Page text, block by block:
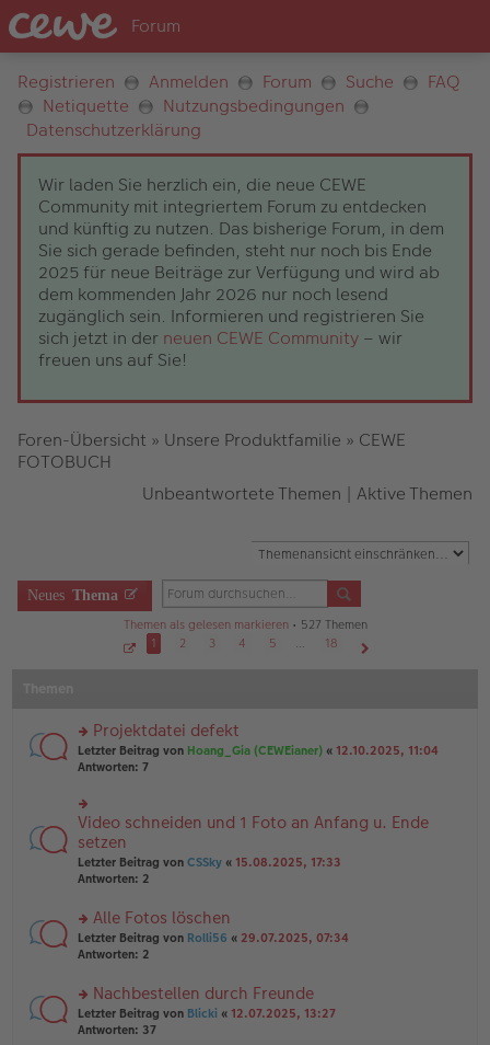
Registrieren Anmelden Forum Suche
FAQ
Netiquette
Nutzungsbedingungen
Datenschutzerklärung
Wir laden Sie herzlich ein, die neue CEWE
Community mit integriertem Forum zu entdecken
und künftig zu nutzen. Das bisherige Forum, in dem
Sie sich gerade befinden, steht nur noch bis Ende
2025 für neue Beiträge zur Verfügung und wird ab
dem kommenden Jahr 2026 nur noch lesend
zugänglich sein. Informieren und registrieren Sie
sich jetzt in der neuen CEWE Community – wir
freuen uns auf Sie!
Foren-Übersicht » Unsere Produktfamilie » CEWE
FOTOBUCH
Unbeantwortete Themen | Aktive Themen
Neues Thema
Themen als gelesen markieren• 527 Themen
v
o
n
1
1 2 3 4 5 …
18
rs
te
u
n
g
el
es
e
er
B
ei
tr
g
Projektdatei defekt
Letzter Beitrag von Hoang_Gia (CEWEianer) « 12.10.2025, 11:04
Antworten: 7
rs
te
r
u
n
el
es
e
B
ei
tr
Video schneiden und 1 Foto an Anfang u. Ende
setzen
Letzter Beitrag von CSSky « 15.08.2025, 17:33
Antworten: 2
rs
te
n
g
el
Alle Fotos löschen
Letzter Beitrag von Rolli56 « 29.07.2025, 07:34
Antworten: 2
rs
te
Nachbestellen durch Freunde
Letzter Beitrag von Blicki « 12.07.2025, 13:27
Antworten: 37